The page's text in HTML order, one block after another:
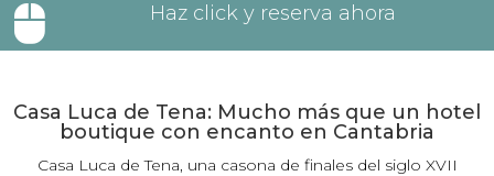
 Haz click y reserva ahora
Casa Luca de Tena: Mucho más que un hotel
boutique con encanto en Cantabria
Casa Luca de Tena, una casona de finales del siglo XVII